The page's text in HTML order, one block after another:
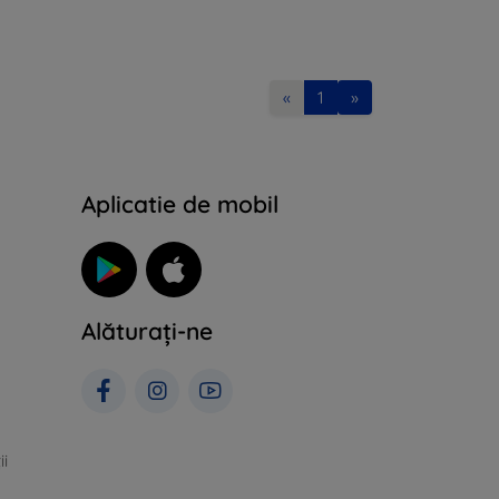
« 1 »
Aplicatie de mobil
Alăturați-ne